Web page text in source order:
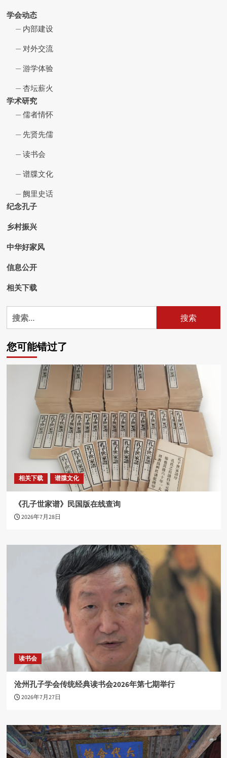
学会动态
内部建设
对外交流
游学体验
杏坛薪火
学术研究
儒者情怀
先贤先儒
读书会
谱牒文化
阙里史话
纪念孔子
乡村振兴
中华好家风
信息公开
相关下载
搜
索：
您可能错过了
相关下载 谱牒文化
《孔子世家谱》民国版在线查询
2026年7月28日
读书会
沧州孔子学会传统经典读书会2026年第七期举行
2026年7月27日